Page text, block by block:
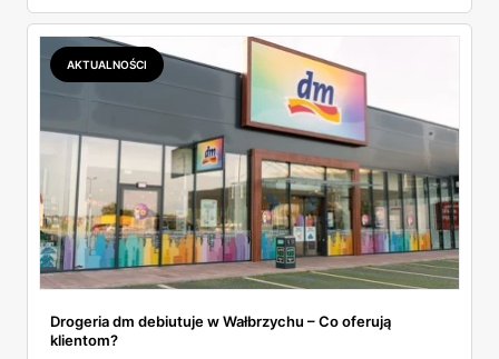
tylko ułatwiają zakupy, ale także pozwalają na znaczne
oszczędności. Oto, jakie opcje warto znać, by jeszcze
lepiej wykorzystać potencjał tej apki.
AKTUALNOŚCI
Drogeria dm debiutuje w Wałbrzychu – Co oferują
klientom?